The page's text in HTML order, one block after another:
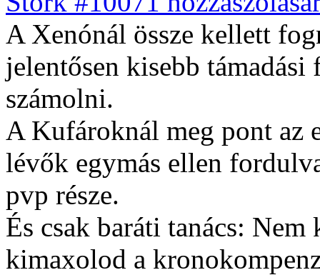
A Xenónál össze kellett
jelentősen kisebb
számolni.
A Kufároknál meg pont az
lévők egymás ellen
pvp része.
És csak baráti tanács:
kimaxolod a